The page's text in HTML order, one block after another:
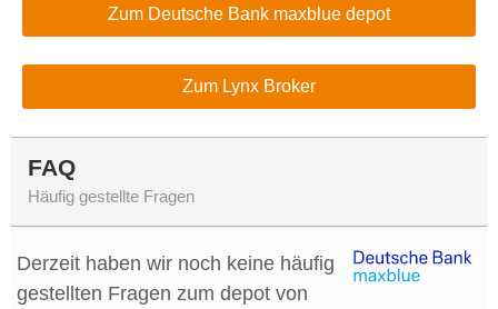
Zum Deutsche Bank maxblue depot
Zum Lynx Broker
FAQ
Häufig gestellte Fragen
Derzeit haben wir noch keine häufig
gestellten Fragen zum depot von